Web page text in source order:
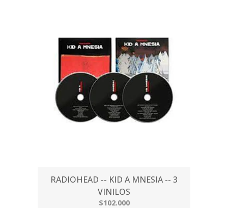
RADIOHEAD -- KID A MNESIA -- 3
VINILOS
$102.000